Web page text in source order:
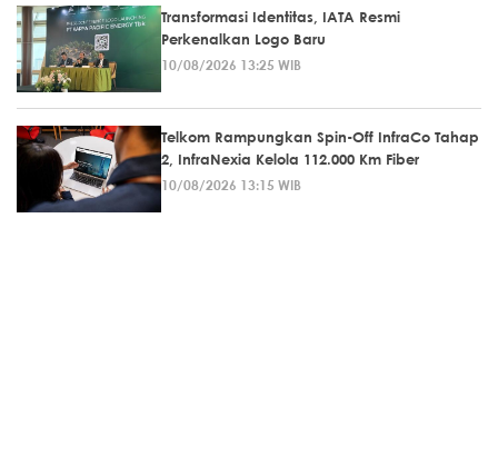
Transformasi Identitas, IATA Resmi
Perkenalkan Logo Baru
10/08/2026 13:25 WIB
Telkom Rampungkan Spin-Off InfraCo Tahap
2, InfraNexia Kelola 112.000 Km Fiber
10/08/2026 13:15 WIB